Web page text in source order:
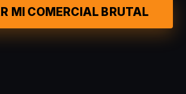
MI COMERCIAL BRUTAL